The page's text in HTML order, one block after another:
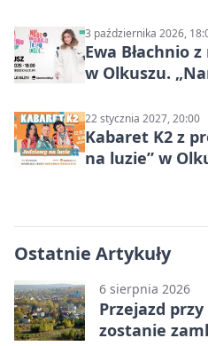
3 października 2026,
Ewa Błachnio
w Olkuszu.
22 stycznia 2027, 20:00
Kabaret K2 z
na luzie” w
Ostatnie Artykuły
6 sierpnia 2026
Przejazd
zostanie